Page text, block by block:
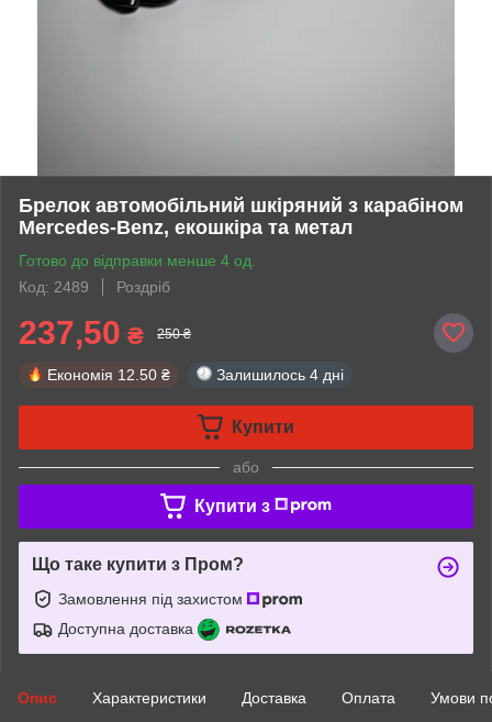
Брелок автомобільний шкіряний з карабіном
Mercedes-Benz, екошкіра та метал
Готово до відправки менше 4 од.
Код: 2489
Роздріб
237,50 ₴ 250 ₴
Економія 12.50 ₴ Залишилось 4 дні
Купити
або
Купити з
Що таке купити з Пром?
Замовлення під захистом
Доступна доставка
Опис Характеристики Доставка Оплата Умови